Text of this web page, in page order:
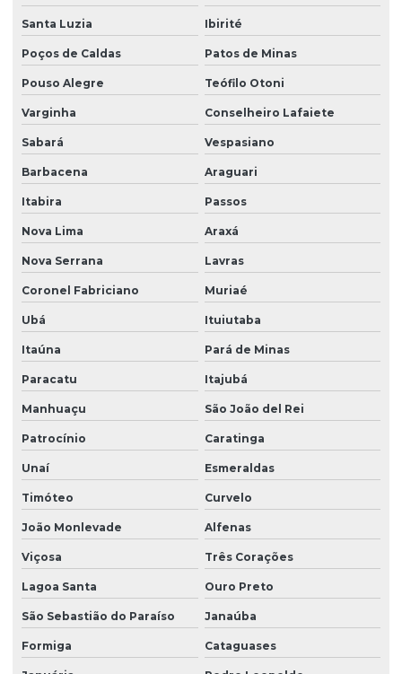
Santa Luzia Ibirité
Poços de Caldas Patos de Minas
Pouso Alegre Teófilo Otoni
Varginha Conselheiro Lafaiete
Sabará Vespasiano
Barbacena Araguari
Itabira Passos
Nova Lima Araxá
Nova Serrana Lavras
Coronel Fabriciano Muriaé
Ubá Ituiutaba
Itaúna Pará de Minas
Paracatu Itajubá
Manhuaçu São João del Rei
Patrocínio Caratinga
Unaí Esmeraldas
Timóteo Curvelo
João Monlevade Alfenas
Viçosa Três Corações
Lagoa Santa Ouro Preto
São Sebastião do Paraíso Janaúba
Formiga Cataguases